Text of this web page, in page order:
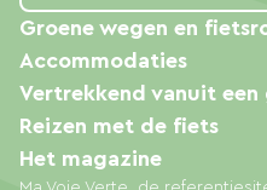
Groene wegen en
Accommodaties
Vertrekkend vanuit een
Reizen met de fiets
Het magazine